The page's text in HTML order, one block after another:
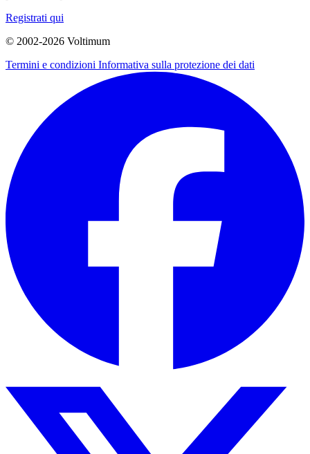
Registrati qui
© 2002-2026 Voltimum
Termini e condizioni Informativa sulla protezione dei dati